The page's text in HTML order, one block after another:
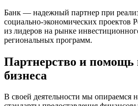
Банк — надежный партнер при
социально-экономических проектов
из лидеров на рынке
региональных программ.
Партнерство и помощь
бизнеса
В своей деятельности мы опираемся